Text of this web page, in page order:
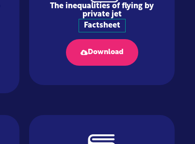
The inequalities of flying by
private jet
Factsheet
Download